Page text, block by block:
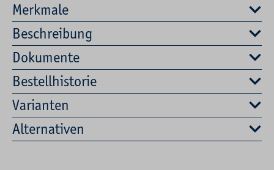
Merkmale
Beschreibung
Dokumente
Bestellhistorie
Varianten
Alternativen